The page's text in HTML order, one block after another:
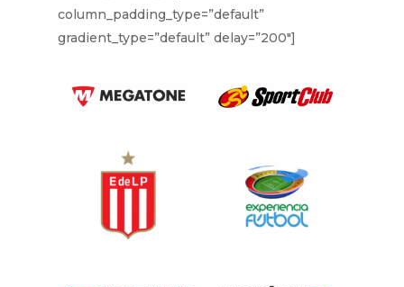
column_padding_type=”default”
gradient_type=”default” delay=”200″]